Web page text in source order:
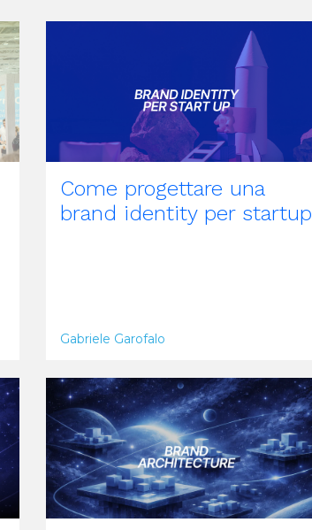
Come progettare una
brand identity per startup
Gabriele Garofalo